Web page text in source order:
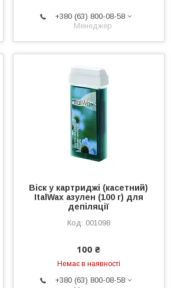
+380 (63) 800-08-58
Менеджер
Віск у картриджі (касетний)
ItalWax азулен (100 г) для
депіляції
001098
100 ₴
Немає в наявності
+380 (63) 800-08-58